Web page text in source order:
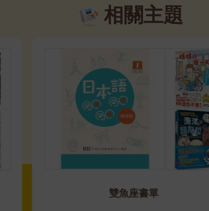
相關主題
雙魚座書單